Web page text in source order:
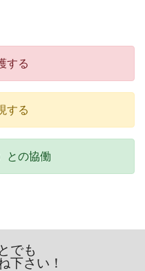
する
する
との協働
でも
下さい！